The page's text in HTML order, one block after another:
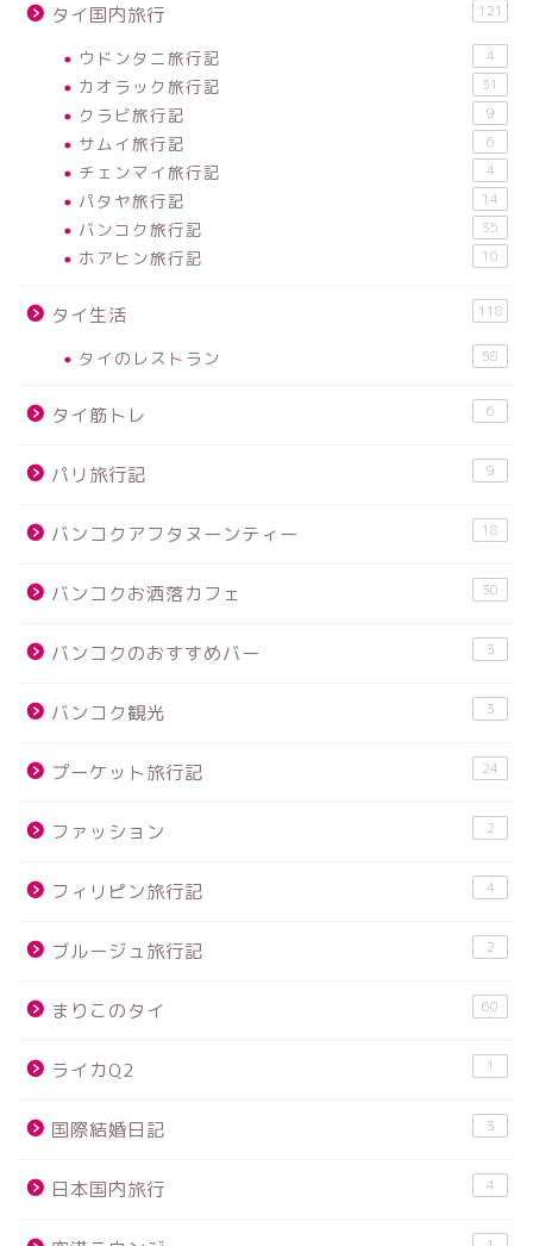
タイ国内旅行 121
ウドンタニ旅行記 4
カオラック旅行記 31
クラビ旅行記 9
サムイ旅行記 6
チェンマイ旅行記 4
パタヤ旅行記 14
バンコク旅行記 35
ホアヒン旅行記 10
タイ生活 118
タイのレストラン 58
タイ筋トレ 6
パリ旅行記 9
バンコクアフタヌーンティー 18
バンコクお洒落カフェ 30
バンコクのおすすめバー 3
バンコク観光 3
プーケット旅行記 24
ファッション 2
フィリピン旅行記 4
ブルージュ旅行記 2
まりこのタイ 60
ライカQ2 1
国際結婚日記 3
日本国内旅行 4